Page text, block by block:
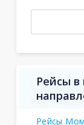
Рейсы в
Рейсы